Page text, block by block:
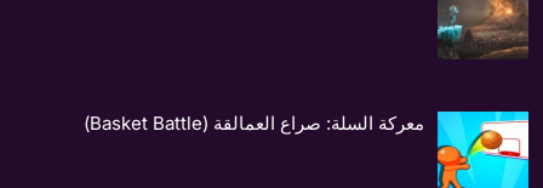
معركة السلة: صراع العمالقة (Basket Battle)